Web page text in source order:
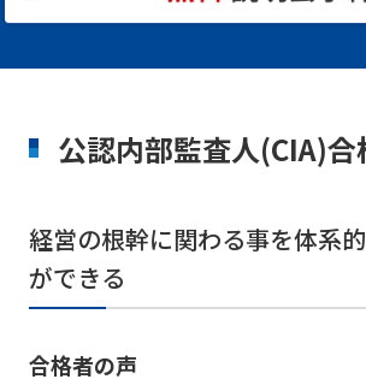
公認内部監査人(CIA)合
経営の根幹に関わる事を体系
ができる
合格者の声